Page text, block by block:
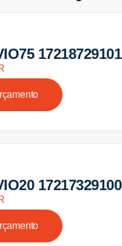
17218729101
17217329100